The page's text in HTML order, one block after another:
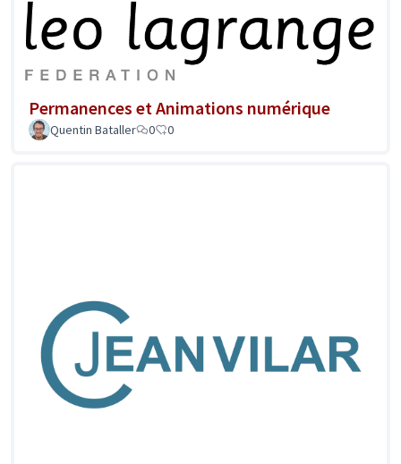
Permanences et Animations numérique
Quentin Bataller 0 0